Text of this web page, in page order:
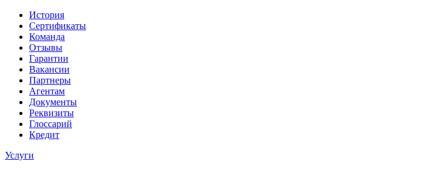
История
Сертификаты
Команда
Отзывы
Гарантии
Вакансии
Партнеры
Агентам
Документы
Реквизиты
Глоссарий
Кредит
Услуги